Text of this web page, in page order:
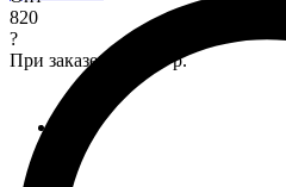
820
?
При заказе от 7 000 р.